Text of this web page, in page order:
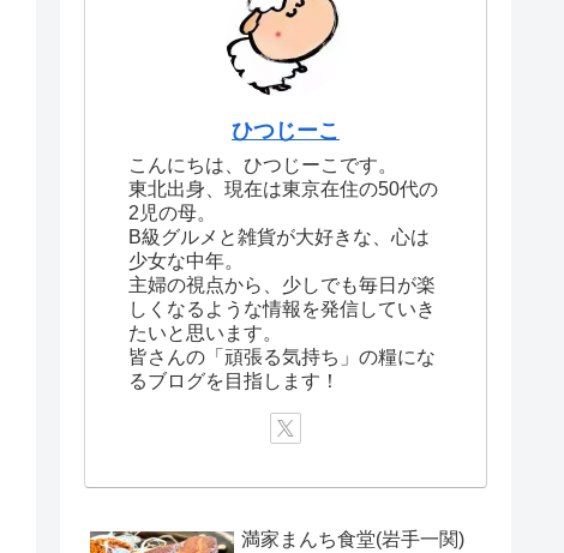
ひつじーこ
こんにちは、ひつじーこです。
東北出身、現在は東京在住の50代の
2児の母。
B級グルメと雑貨が大好きな、心は
少女な中年。
主婦の視点から、少しでも毎日が楽
しくなるような情報を発信していき
たいと思います。
皆さんの「頑張る気持ち」の糧にな
るブログを目指します！
満家まんち食堂(岩手一関)